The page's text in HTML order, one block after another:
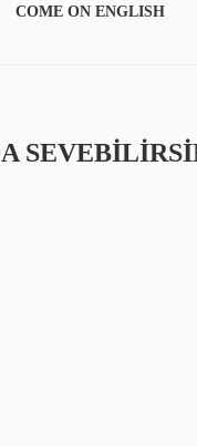
COME ON ENGLISH